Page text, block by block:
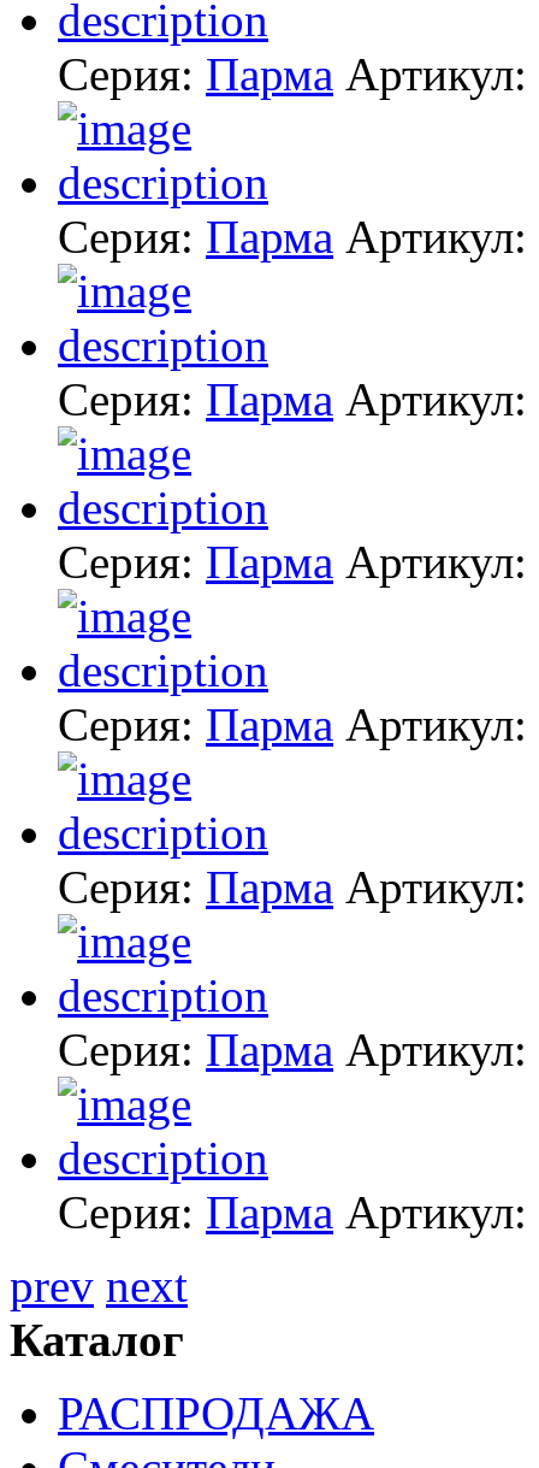
Серия: Парма Артикул:
Серия: Парма Артикул:
Серия: Парма Артикул:
Серия: Парма Артикул:
Серия: Парма Артикул:
Серия: Парма Артикул:
Серия: Парма Артикул:
Серия: Парма Артикул:
prev next
Каталог
РАСПРОДАЖА